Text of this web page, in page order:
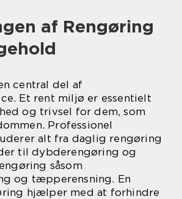
af Rengøring
central del af
Et rent miljø er essentielt
og trivsel for dem, som
Professionel
alt fra daglig rengøring
til dybderengøring og
såsom
og tæpperensning. En
hjælper med at forhindre